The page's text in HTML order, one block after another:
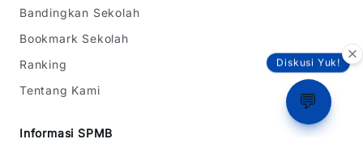
Diskusi Yuk!
💬
Bandingkan Sekolah
Bookmark Sekolah
Ranking
Tentang Kami
Informasi SPMB